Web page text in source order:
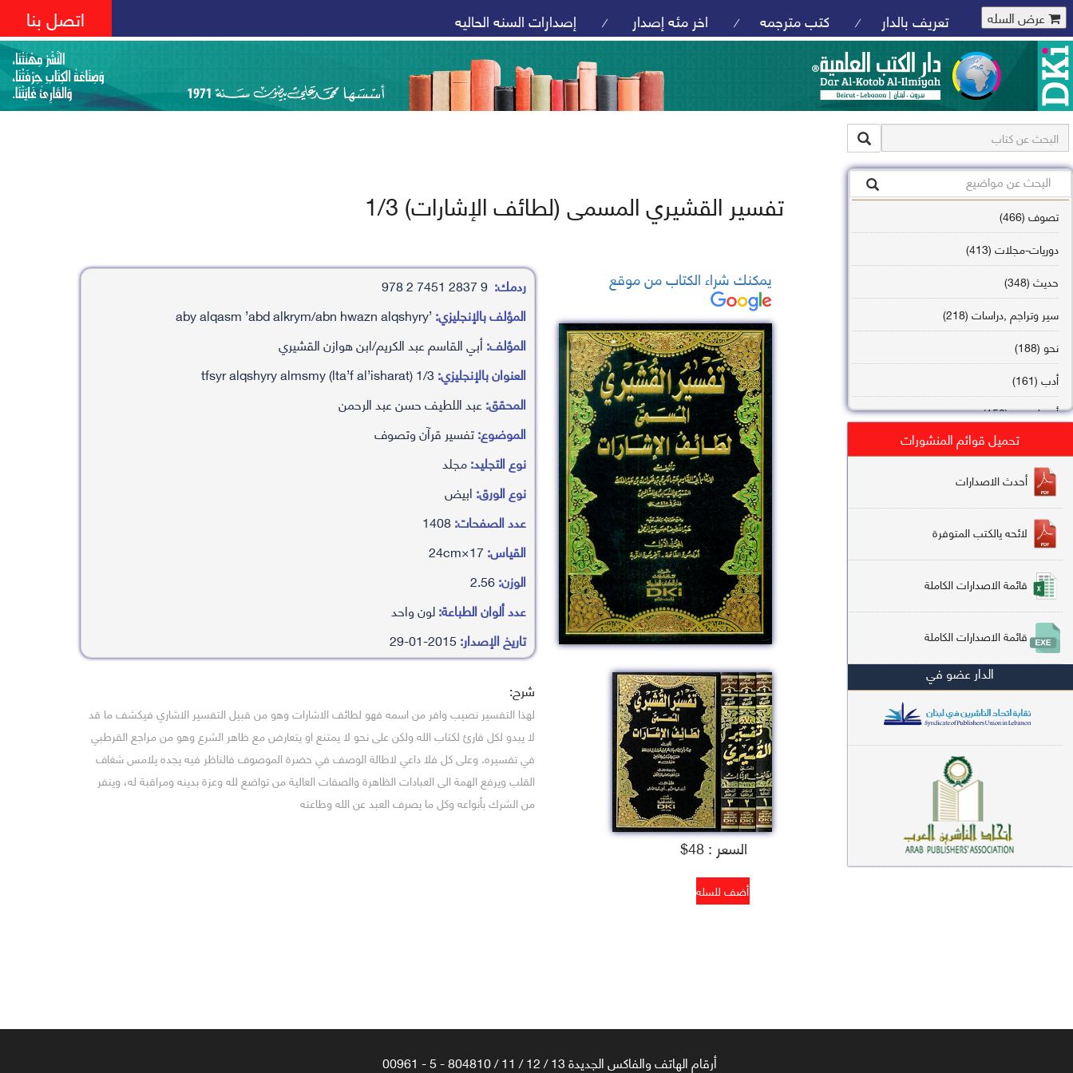
عرض السله تعريف بالدار / كتب مترجمه / اخر مئه إصدار / إصدارات السنه الحاليه اتصل بنا
تصوف (466)
دوريات-مجلات (413)
حديث (348)
سير وتراجم ,دراسات (218)
نحو (188)
أدب (161)
أصول فقه (158)
تاريخ (138)
فقه شافعي (132)
فقه حنفي (113)
فقه مالكي (112)
تفسير قرآن (106)
علم كلام (96)
أخلاق وتصوف (91)
سير وتراجم (90)
معاجم لغوية (89)
سيرة نبوية وتصوف (81)
دراسات إسلامية (75)
شعر (72)
فقه عام وأحكام فقهية (62)
تحميل قوائم المنشورات
أحدث الاصدارات
لائحه يالكتب المتوفرة
قائمة الاصدارات الكاملة
قائمة الاصدارات الكاملة
الدار عضو في
تفسير القشيري المسمى (لطائف الإشارات) 1/3
يمكنك شراء الكتاب من موقع
السعر : 48$
ردمك: 9 2837 7451 2 978
المؤلف بالإنجليزي:’aby alqasm ’abd alkrym/abn hwazn alqshyry
المؤلف:أبي القاسم عبد الكريم/ابن هوازن القشيري
العنوان بالإنجليزي:
المحقق:عبد اللطيف حسن عبد الرحمن
الموضوع:تفسير قرآن وتصوف
نوع التجليد:مجلد
نوع الورق:ابيض
عدد الصفحات:1408
القياس:17×24cm
الوزن:2.56
عدد ألوان الطباعة:لون واحد
تاريخ الإصدار:
شرح:
لهذا التفسير نصيب وافر من اسمه فهو لطائف الاشارات وهو من قبيل التفسير الاشاري فيكشف ما قد
لا يبدو لكل قارئ لكتاب الله ولكن على نحو لا يمتنع او يتعارض مع ظاهر الشرع وهو من مراجع القرطبي
في تفسيره. وعلى كل فلا داعي لاطالة الوصف في حضرة الموصوف فالناظر فيه يجده يلامس شغاف
القلب ويرفع الهمة الى العبادات الظاهرة والصفات العالية من تواضع لله وعزة بدينه ومراقبة له، وينفر
من الشرك بأنواعه وكل ما يصرف العبد عن الله وطاعته
أرقام الهاتف والفاكس الجديدة 13 / 12 / 11 / 804810 - 5 - 00961